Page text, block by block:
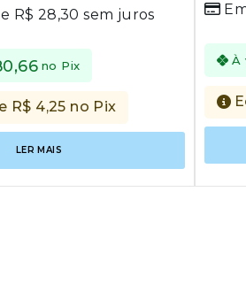
R$ 28,30 sem juros
no Pix
R$ 4,25 no Pix
LER MAIS
out
5
À